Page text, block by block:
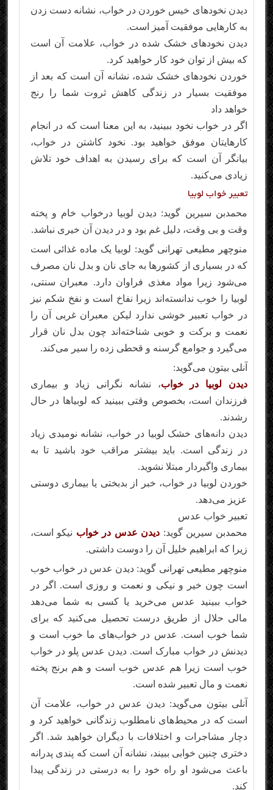
دیدن نخودهای خیس خوردن در خواب، نشانه دست زدن
به کارهایی موفقیت آمیز است.
دیدن نخودهای خشک شده در خواب، علامت آن است
که بیش از توان خود کار خواهید کرد.
خوردن نخودهای خشک شده، نشانه آن است که بعد از
موفقیت بسیار در زندگی کاهش ثروت شما را رنج
خواهد داد
اگر در خواب نخود ببینید، به این معنا است که در انجام
کارهایتان موفق خواهید بود. نخود کاشتن در خواب،
بیانگر آن است که برای رسیدن به اهداف خود تلاش
زیادی می‌کنید.
تعبیر خواب لوبیا
محمدبن سیرین گوید: دیدن لوبیا درخواب خام و پخته
وقت و بی وقت، دلیل غم بود و در دیدن آن خیری نباشد.
منوچهر مطیعی تهرانی گوید: لوبیا یک ماده غذائی است
که در بسیاری از کشورها به جای نان و بدل نان مصرف
می‌شود زیرا مواد مغذی فراوان دارد. معبران سنتی،
لوبیا را خوب ندانسته‌اند زیرا نفاخ است و نفخ شکم نیز
در خواب تعبیر خوشی ندارد لیکن معبران غربی آن را
نعمت و برکت و خوبی شناخته‌اند چون بدل نان قرار
می‌گیرد و جوامع گرسنه و قحطی زده را سیر می‌کند.
آنلی بیتون می‌گوید:
دیدن لوبیا در خواب، نشانه نگرانی زیاد و بیماری
فرزندان است، بخصوص وقتی ببینید که لوبیاها در حال
رشدند.
دیدن دانه‌های خشک لوبیا در خواب، نشانه نومیدی زیاد
در زندگی است. باید بیشتر مراقب خود باشید تا به
بیماری واگیردار مبتلا نشوید.
خوردن لوبیا در خواب، خبر از بدبختی یا بیماری دوستی
عزیز می‌دهد.
تعبیر خواب عدس
محمدبن سیرین گوید: دیدن عدس در خواب نیکو است،
زیرا که ابراهیم خلیل آن را دوست داشتی.
منوچهر مطیعی تهرانی گوید: دیدن عدس در خواب خوب
است چون خیر و نیکی و نعمت و روزی است. اگر در
خواب ببینید عدس می‌خرید یا کسی به شما می‌دهد
مالی حلال از طریق درست تحصیل می‌کنید که برای
شما خوب است. عدس در خواب‌های ما خوب است و
دیدنش در خواب مبارک است. دیدن عدس پلو در خواب
خوب است زیرا هم عدس خوب است و هم برنج پخته
نعمت و مال تعبیر شده است.
آنلی بیتون می‌گوید: دیدن عدس در خواب، علامت آن
است که در محیط‌های نامطلوب زندگانی خواهید کرد و
دچار مشاجرات و اختلافات با دیگران خواهید شد. اگر
دختری چنین خوابی ببیند، نشانه آن است که پندی پدرانه
باعث می‌شود او راه خود را به درستی در زندگی پیدا
کند.